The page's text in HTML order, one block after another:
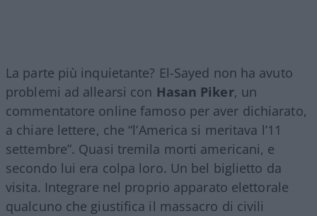
La parte più inquietante? El-Sayed non ha avuto
problemi ad allearsi con Hasan Piker, un
commentatore online famoso per aver dichiarato,
a chiare lettere, che “l’America si meritava l’11
settembre”. Quasi tremila morti americani, e
secondo lui era colpa loro. Un bel biglietto da
visita. Integrare nel proprio apparato elettorale
qualcuno che giustifica il massacro di civili